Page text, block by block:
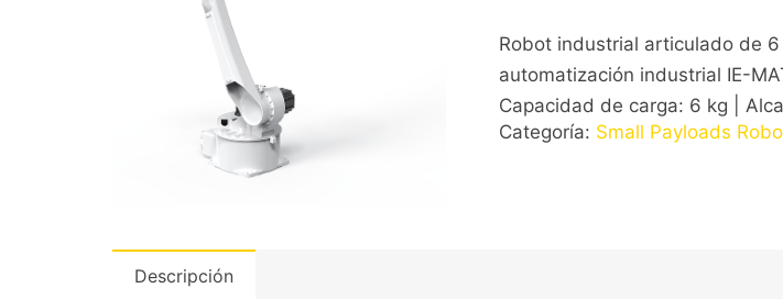
Robot industrial articulado de 6
automatización industrial IE-
Capacidad de carga: 6 kg |
Categoría: Small Payloads
Descripción